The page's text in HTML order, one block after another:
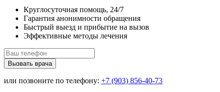
Круглосуточная помощь, 24/7
Гарантия анонимности обращения
Быстрый выезд и прибытие на вызов
Эффективные методы лечения
Вызвать врача
или позвоните по телефону: +7 (903) 856-40-73